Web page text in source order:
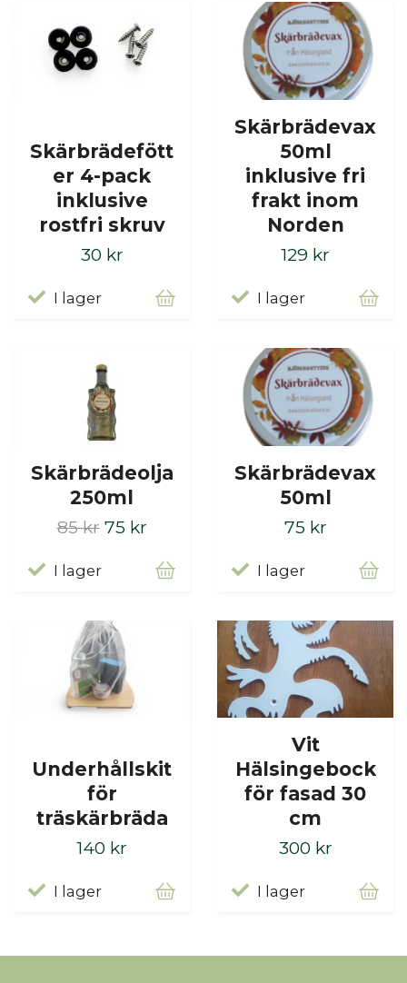
Skärbrädefött
er 4-pack
inklusive
rostfri skruv
30 kr
I lager
Skärbrädevax
50ml
inklusive fri
frakt inom
Norden
129 kr
I lager
Skärbrädeolja
250ml
85 kr 75 kr
I lager
Skärbrädevax
50ml
75 kr
I lager
Underhållskit
för
träskärbräda
140 kr
I lager
Vit
Hälsingebock
för fasad 30
cm
300 kr
I lager